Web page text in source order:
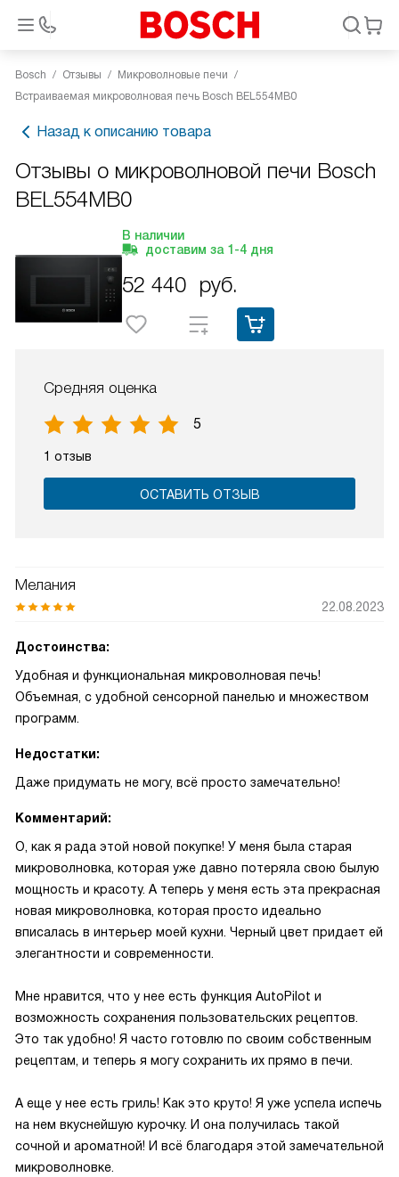
Bosch Отзывы
Микроволновые печи
Встраиваемая микроволновая печь Bosch BEL554MB0
Назад к описанию товара
Отзывы о микроволновой печи Bosch
BEL554MB0
В наличии
доставим за 1-4 дня
52 440 руб.
Средняя оценка
5
1 отзыв
ОСТАВИТЬ ОТЗЫВ
Мелания
22.08.2023
Достоинства:
Удобная и функциональная микроволновая печь!
Объемная, с удобной сенсорной панелью и множеством
программ.
Недостатки:
Даже придумать не могу, всё просто замечательно!
Комментарий:
О, как я рада этой новой покупке! У меня была старая
микроволновка, которая уже давно потеряла свою былую
мощность и красоту. А теперь у меня есть эта прекрасная
новая микроволновка, которая просто идеально
вписалась в интерьер моей кухни. Черный цвет придает ей
элегантности и современности.
Мне нравится, что у нее есть функция AutoPilot и
возможность сохранения пользовательских рецептов.
Это так удобно! Я часто готовлю по своим собственным
рецептам, и теперь я могу сохранить их прямо в печи.
А еще у нее есть гриль! Как это круто! Я уже успела испечь
на нем вкуснейшую курочку. И она получилась такой
сочной и ароматной! И всё благодаря этой замечательной
микроволновке.